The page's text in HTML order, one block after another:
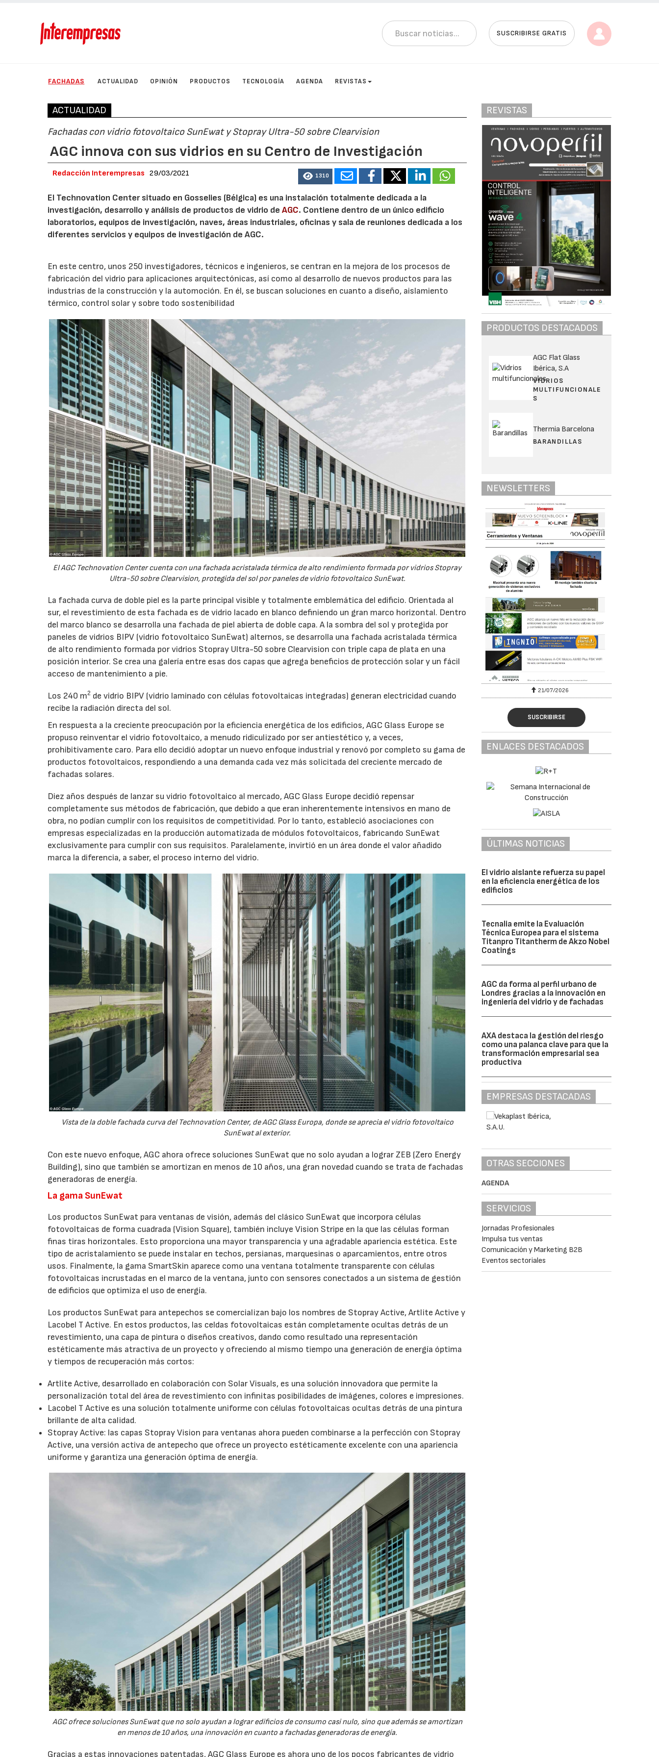
SUSCRIBIRSE GRATIS
FACHADAS ACTUALIDAD OPINIÓN PRODUCTOS TECNOLOGÍA AGENDA REVISTAS
ACTUALIDAD
Fachadas con vidrio fotovoltaico SunEwat y Stopray Ultra-50 sobre Clearvision
AGC innova con sus vidrios en su Centro de Investigación
Redacción Interempresas 29/03/2021 1310
El Technovation Center situado en Gosselies (Bélgica) es una instalación totalmente dedicada a la
investigación, desarrollo y análisis de productos de vidrio deAGC. Contiene dentro de un único edificio
laboratorios, equipos de investigación, naves, áreas industriales, oficinas y sala de reuniones dedicada a los
diferentes servicios y equipos de investigación de AGC.
En este centro, unos 250 investigadores, técnicos e ingenieros, se centran en la mejora de los procesos de
fabricación del vidrio para aplicaciones arquitectónicas, así como al desarrollo de nuevos productos para las
industrias de la construcción y la automoción. En él, se buscan soluciones en cuanto a diseño, aislamiento
térmico, control solar y sobre todo sostenibilidad
El AGC Technovation Center cuenta con una fachada acristalada térmica de alto rendimiento formada por vidrios Stopray
Ultra-50 sobre Clearvision, protegida del sol por paneles de vidrio fotovoltaico SunEwat.
La fachada curva de doble piel es la parte principal visible y totalmente emblemática del edificio. Orientada al
sur, el revestimiento de esta fachada es de vidrio lacado en blanco definiendo un gran marco horizontal. Dentro
del marco blanco se desarrolla una fachada de piel abierta de doble capa. A la sombra del sol y protegida por
paneles de vidrios BIPV (vidrio fotovoltaico SunEwat) alternos, se desarrolla una fachada acristalada térmica
de alto rendimiento formada por vidrios Stopray Ultra-50 sobre Clearvision con triple capa de plata en una
posición interior. Se crea una galería entre esas dos capas que agrega beneficios de protección solar y un fácil
acceso de mantenimiento a pie.
Los 240 m2 de vidrio BIPV (vidrio laminado con células fotovoltaicas integradas) generan electricidad cuando
recibe la radiación directa del sol.
En respuesta a la creciente preocupación por la eficiencia energética de los edificios, AGC Glass Europe se
propuso reinventar el vidrio fotovoltaico, a menudo ridiculizado por ser antiestético y, a veces,
prohibitivamente caro. Para ello decidió adoptar un nuevo enfoque industrial y renovó por completo su gama de
productos fotovoltaicos, respondiendo a una demanda cada vez más solicitada del creciente mercado de
fachadas solares.
Diez años después de lanzar su vidrio fotovoltaico al mercado, AGC Glass Europe decidió repensar
completamente sus métodos de fabricación, que debido a que eran inherentemente intensivos en mano de
obra, no podían cumplir con los requisitos de competitividad. Por lo tanto, estableció asociaciones con
empresas especializadas en la producción automatizada de módulos fotovoltaicos, fabricando SunEwat
exclusivamente para cumplir con sus requisitos. Paralelamente, invirtió en un área donde el valor añadido
marca la diferencia, a saber, el proceso interno del vidrio.
Vista de la doble fachada curva del Technovation Center, de AGC Glass Europa, donde se aprecia el vidrio fotovoltaico
SunEwat al exterior.
Con este nuevo enfoque, AGC ahora ofrece soluciones SunEwat que no solo ayudan a lograr ZEB (Zero Energy
Building), sino que también se amortizan en menos de 10 años, una gran novedad cuando se trata de fachadas
generadoras de energía.
La gama SunEwat
Los productos SunEwat para ventanas de visión, además del clásico SunEwat que incorpora células
fotovoltaicas de forma cuadrada (Vision Square), también incluye Vision Stripe en la que las células forman
finas tiras horizontales. Esto proporciona una mayor transparencia y una agradable apariencia estética. Este
tipo de acristalamiento se puede instalar en techos, persianas, marquesinas o aparcamientos, entre otros
usos. Finalmente, la gama SmartSkin aparece como una ventana totalmente transparente con células
fotovoltaicas incrustadas en el marco de la ventana, junto con sensores conectados a un sistema de gestión
de edificios que optimiza el uso de energía.
Los productos SunEwat para antepechos se comercializan bajo los nombres de Stopray Active, Artlite Active y
Lacobel T Active. En estos productos, las celdas fotovoltaicas están completamente ocultas detrás de un
revestimiento, una capa de pintura o diseños creativos, dando como resultado una representación
estéticamente más atractiva de un proyecto y ofreciendo al mismo tiempo una generación de energía óptima
y tiempos de recuperación más cortos:
Artlite Active, desarrollado en colaboración con Solar Visuals, es una solución innovadora que permite la
personalización total del área de revestimiento con infinitas posibilidades de imágenes, colores e impresiones.
Lacobel T Active es una solución totalmente uniforme con células fotovoltaicas ocultas detrás de una pintura
brillante de alta calidad.
Stopray Active: las capas Stopray Vision para ventanas ahora pueden combinarse a la perfección con Stopray
Active, una versión activa de antepecho que ofrece un proyecto estéticamente excelente con una apariencia
uniforme y garantiza una generación óptima de energía.
AGC ofrece soluciones SunEwat que no solo ayudan a lograr edificios de consumo casi nulo, sino que además se amortizan
en menos de 10 años, una innovación en cuanto a fachadas generadoras de energía.
Gracias a estas innovaciones patentadas, AGC Glass Europe es ahora uno de los pocos fabricantes de vidrio
REVISTAS
PRODUCTOS DESTACADOS
AGC Flat Glass
Ibérica, S.A
VIDRIOS
MULTIFUNCIONALE
S
Thermia Barcelona
BARANDILLAS
NEWSLETTERS
SUSCRIBIRSE
ENLACES DESTACADOS
ÚLTIMAS NOTICIAS
El vidrio aislante refuerza su papel
en la eficiencia energética de los
edificios
Tecnalia emite la Evaluación
Técnica Europea para el sistema
Titanpro Titantherm de Akzo Nobel
Coatings
AGC da forma al perfil urbano de
Londres gracias a la innovación en
ingeniería del vidrio y de fachadas
AXA destaca la gestión del riesgo
como una palanca clave para que la
transformación empresarial sea
productiva
EMPRESAS DESTACADAS
OTRAS SECCIONES
AGENDA
SERVICIOS
Jornadas Profesionales
Impulsa tus ventas
Comunicación y Marketing B2B
Eventos sectoriales